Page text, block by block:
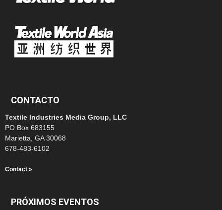
CONTACTO
Textile Industries Media Group, LLC
PO Box 683155
Marietta, GA 30068
678-483-6102
Contact »
PRÓXIMOS EVENTOS